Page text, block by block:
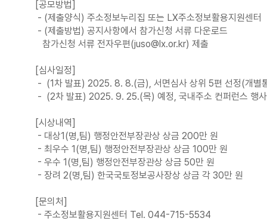
[공모방법]
- (제출양식) 주소정보누리집 또는 LX주소정보활용지원센터
- (제출방법) 공지사항에서 참가신청 서류 다운로드
참가신청 서류 전자우편(juso@lx.or.kr) 제출
[심사일정]
- (1차 발표) 2025. 8. 8.(금), 서면심사 상위 5편 선정(개별
- (2차 발표) 2025. 9. 25.(목) 예정, 국내주소 컨퍼런스 행
[시상내역]
- 대상1(명,팀) 행정안전부장관상 상금 200만 원
- 최우수 1(명,팀) 행정안전부장관상 상금 100만 원
- 우수 1(명,팀) 행정안전부장관상 상금 50만 원
- 장려 2(명,팀) 한국국토정보공사장상 상금 각 30만 원
[문의처]
- 주소정보활용지원센터 Tel. 044-715-5534